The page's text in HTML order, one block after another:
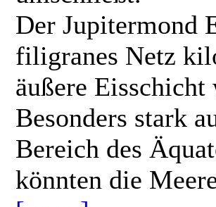
Der Jupitermond
filigranes Netz
äußere
Besonders stark
Bereich des
könnten die